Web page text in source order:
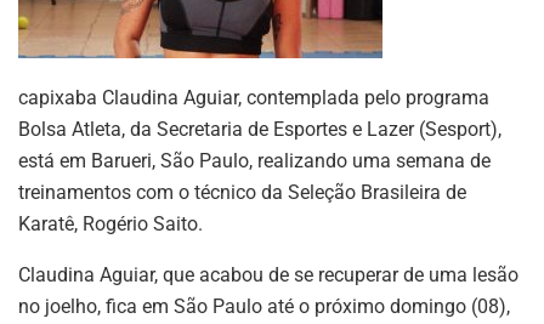
capixaba Claudina Aguiar, contemplada pelo programa
Bolsa Atleta, da Secretaria de Esportes e Lazer (Sesport),
está em Barueri, São Paulo, realizando uma semana de
treinamentos com o técnico da Seleção Brasileira de
Karatê, Rogério Saito.
Claudina Aguiar, que acabou de se recuperar de uma lesão
no joelho, fica em São Paulo até o próximo domingo (08),